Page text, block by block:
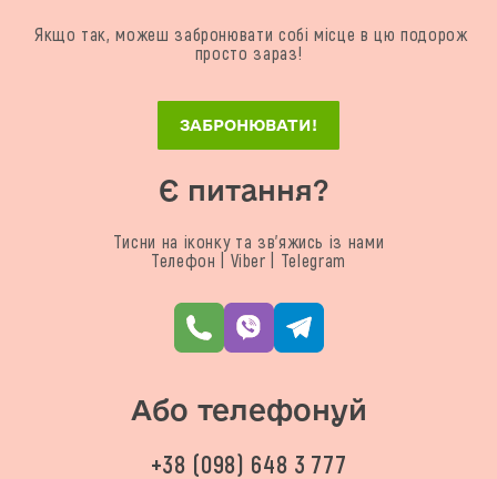
Якщо так, можеш забронювати собі місце в цю подорож
просто зараз!
ЗАБРОНЮВАТИ!
Є питання?
Тисни на іконку та зв'яжись із нами
Телефон | Viber | Telegram
Або телефонуй
+38 (098) 648 3 777